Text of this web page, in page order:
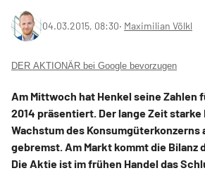
04.03.2015, 08:30‧ Maximilian Völkl
DER AKTIONÄR bei Google bevorzugen
Am Mittwoch hat Henkel seine Zahlen
2014 präsentiert. Der lange Zeit starke
Wachstum des
gebremst. Am Markt kommt die Bilanz
Die Aktie ist im frühen Handel das